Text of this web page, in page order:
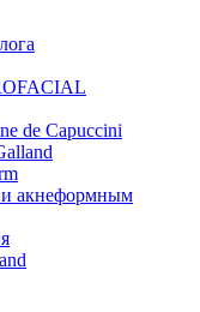
de Capuccini
и акнеформным